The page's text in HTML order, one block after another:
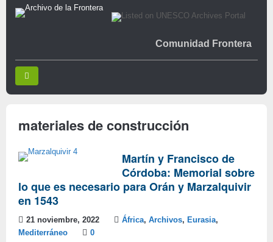
Comunidad Frontera
materiales de construcción
Martín y Francisco de
Córdoba: Memorial sobre
lo que es necesario para Orán y Marzalquivir
en 1543
21 noviembre, 2022 África, Archivos, Eurasia,
Mediterráneo
0